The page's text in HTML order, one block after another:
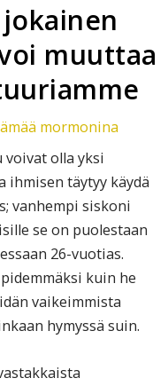
muuttaa
mormonina
olla yksi
ihmisen täytyy käydä
vanhempi siskoni
se on puolestaan
26-vuotias.
kuin he
vaikeimmista
hymyssä suin.